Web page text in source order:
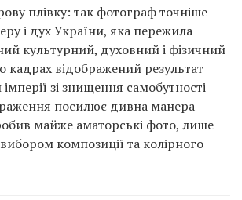
плівку: так фотограф точніше
і дух України, яка пережила
культурний, духовний і фізичний
кадрах відображений результат
зі знищення самобутності
посилює дивна манера
майже аматорські фото, лише
композиції та колірного